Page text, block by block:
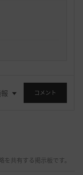
コメント
共有する掲示板です。